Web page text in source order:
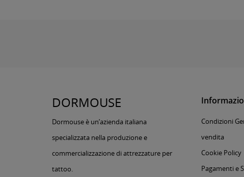
DORMOUSE
Dormouse è un’azienda italiana
specializzata nella produzione e
commercializzazione di attrezzature per
tattoo.
Condizioni
vendita
Cookie Policy
Pagamenti e